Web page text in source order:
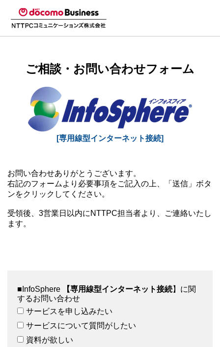
ご相談・お問い合わせフォーム
[専用線型インターネット接続]
お問い合わせありがとうございます。
右記のフォームより必要事項をご記入の上、「送信」ボタ
ンをクリックしてください。
受領後、3営業日以内にNTTPC担当者より、ご連絡いたし
ます。
■InfoSphere 【専用線型インターネット接続】に関
するお問い合わせ
サービスを申し込みたい
サービスについて質問がしたい
資料が欲しい